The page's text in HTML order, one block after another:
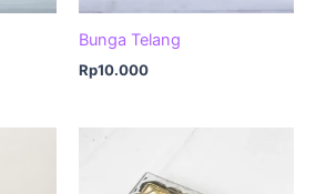
Bunga Telang
Rp10.000